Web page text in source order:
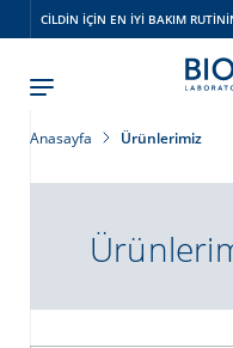
CILDIN IÇIN EN IYI BAKIM
Anasayfa Ürünlerimiz